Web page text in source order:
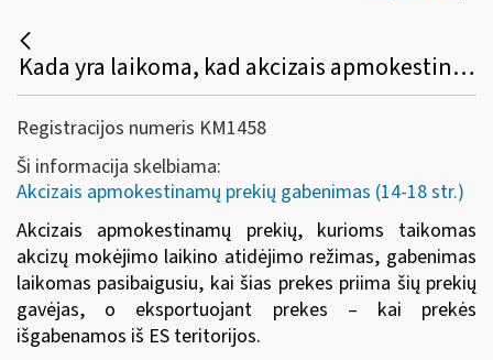
Kada yra laikoma, kad akcizais apmokestinamos prekės, kurioms taikomas akcizų mokėjimo laikino atidėjimo režimas, yra pristatytos į paskirties vietą?
Registracijos numeris KM1458
Ši informacija skelbiama:
Akcizais apmokestinamų prekių gabenimas (14-18 str.)
Akcizais apmokestinamų prekių, kurioms taikomas
akcizų mokėjimo laikino atidėjimo režimas, gabenimas
laikomas pasibaigusiu, kai šias prekes priima šių prekių
gavėjas, o eksportuojant prekes – kai prekės
išgabenamos iš ES teritorijos.